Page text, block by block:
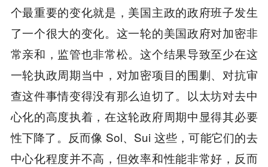
个最重要的变化就是，美国主政的政府班子发生
了一个很大的变化。这一轮的美国政府对加密非
常亲和，监管也非常松。这个结果导致至少在这
一轮执政周期当中，对加密项目的围剿、对抗审
查这件事情变得没有那么迫切了。以太坊对去中
心化的高度执着，在这轮政府周期中显得其必要
性下降了。反而像 Sol、Sui 这些，可能它们的去
中心化程度并不高，但效率和性能非常好，反而